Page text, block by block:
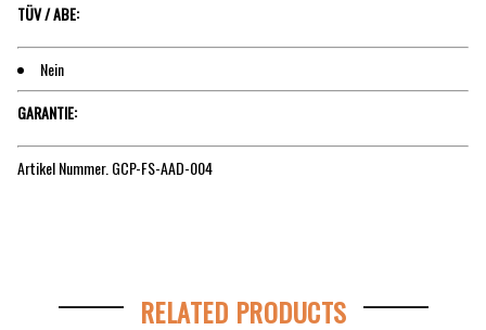
TÜV / ABE:
Nein
GARANTIE:
Artikel Nummer.GCP-FS-AAD-004
RELATED PRODUCTS